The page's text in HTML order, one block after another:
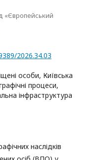
«Європейський
2026.34.03
особи, Київська
процеси,
інфраструктура
наслідків